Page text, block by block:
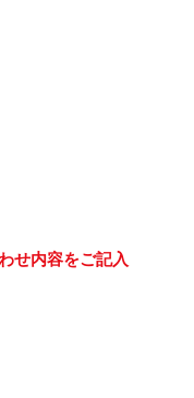
せ内容をご記入